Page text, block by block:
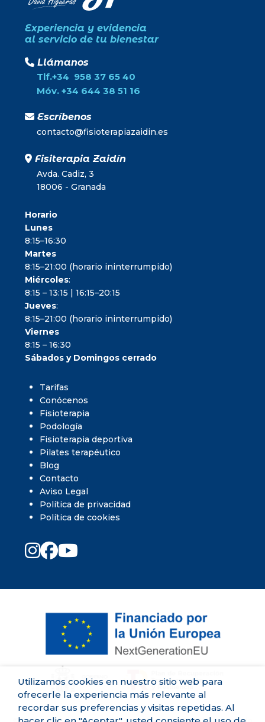
Experiencia y evidencia
al servicio de tu bienestar
Llámanos
Tlf.+34 958 37 65 40
Móv. +34 644 38 51 16
Escríbenos
contacto@fisioterapiazaidin.es
Fisiterapia Zaidín
Avda. Cadiz, 3
18006 - Granada
Horario
Lunes
8:15–16:30
Martes
8:15–21:00 (horario ininterrumpido)
Miércoles:
8:15 – 13:15 | 16:15–20:15
Jueves:
8:15–21:00 (horario ininterrumpido)
Viernes
8:15 – 16:30
Sábados y Domingos cerrado
Tarifas
Conócenos
Fisioterapia
Podología
Fisioterapia deportiva
Pilates terapéutico
Blog
Contacto
Aviso Legal
Política de privacidad
Política de cookies
Utilizamos cookies en nuestro sitio web para
ofrecerle la experiencia más relevante al
recordar sus preferencias y visitas repetidas. Al